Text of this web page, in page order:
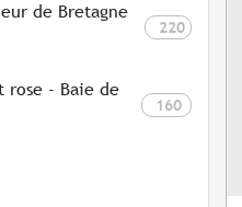
de Bretagne
220
rose - Baie de
160